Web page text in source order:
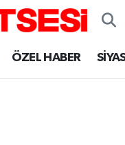
ÖZEL HABER